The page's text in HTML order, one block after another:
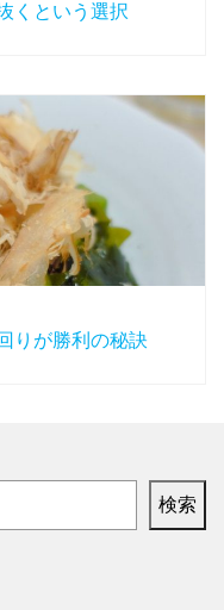
くという選択
りが勝利の秘訣
検索